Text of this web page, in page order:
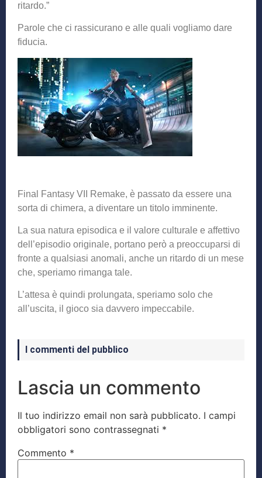
ritardo.”
Parole che ci rassicurano e alle quali vogliamo dare
fiducia.
Final Fantasy VII Remake, è passato da essere una
sorta di chimera, a diventare un titolo imminente.
La sua natura episodica e il valore culturale e affettivo
dell’episodio originale, portano però a preoccuparsi di
fronte a qualsiasi anomali, anche un ritardo di un mese
che, speriamo rimanga tale.
L’attesa è quindi prolungata, speriamo solo che
all’uscita, il gioco sia davvero impeccabile.
I commenti del pubblico
Lascia un commento
Il tuo indirizzo email non sarà pubblicato. I campi
obbligatori sono contrassegnati *
Commento *